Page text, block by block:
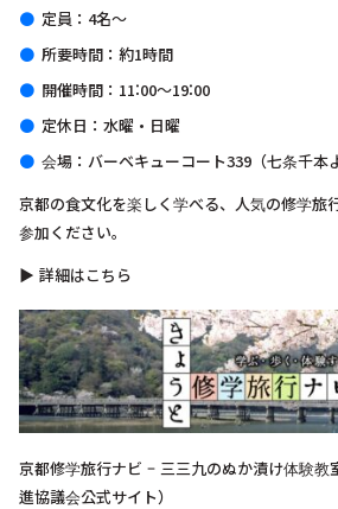
定員：4名～
所要時間：約1時間
開催時間：11:00〜19:00
定休日：水曜・日曜
会場：バーベキューコート339（七条千本
京都の食文化を楽しく学べる、人気の修学旅
参加ください。
▶︎ 詳細はこちら
京都修学旅行ナビ – 三三九のぬか漬け体験教
進協議会公式サイト）